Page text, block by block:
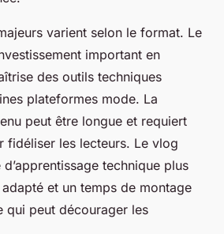
varient selon le format. Le
important en
des outils techniques
plateformes mode. La
peut être longue et requiert
fidéliser les lecteurs. Le vlog
technique plus
et un temps de montage
qui peut décourager les